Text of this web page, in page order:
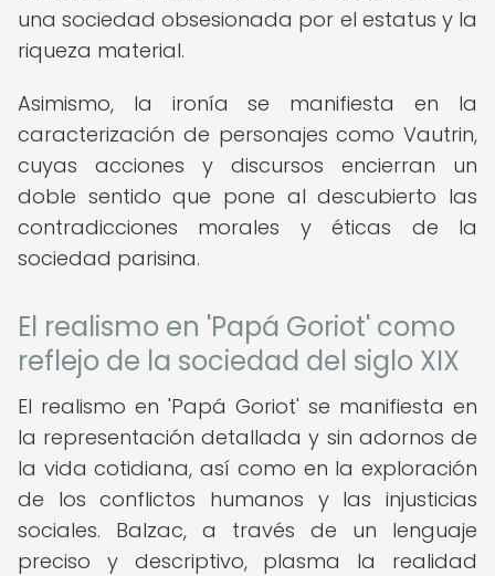
una sociedad obsesionada por el estatus y la
riqueza material.
Asimismo, la ironía se manifiesta en la
caracterización de personajes como Vautrin,
cuyas acciones y discursos encierran un
doble sentido que pone al descubierto las
contradicciones morales y éticas de la
sociedad parisina.
El realismo en 'Papá Goriot' como
reflejo de la sociedad del siglo XIX
El realismo en 'Papá Goriot' se manifiesta en
la representación detallada y sin adornos de
la vida cotidiana, así como en la exploración
de los conflictos humanos y las injusticias
sociales. Balzac, a través de un lenguaje
preciso y descriptivo, plasma la realidad